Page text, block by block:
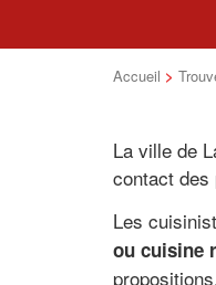
Accueil >
La ville de
contact
Les
ou cuisine